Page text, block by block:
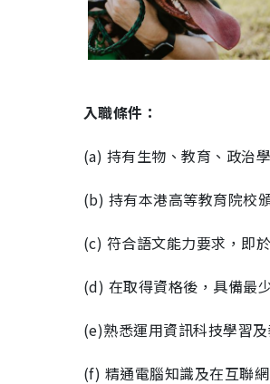
入職條件：
(a) 持有生物、教育、政治
(b) 持有本港高等教育院校
(c) 符合語文能力要求，即
(d) 在取得資格後，具備最
(e)熟悉運用資訊科技學習
(f) 精通電腦知識及在互聯